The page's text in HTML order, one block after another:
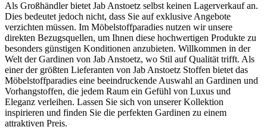
Als Großhändler bietet Jab Anstoetz selbst keinen Lagerverkauf an.
Dies bedeutet jedoch nicht, dass Sie auf exklusive Angebote
verzichten müssen. Im Möbelstoffparadies nutzen wir unsere
direkten Bezugsquellen, um Ihnen diese hochwertigen Produkte zu
besonders günstigen Konditionen anzubieten. Willkommen in der
Welt der Gardinen von Jab Anstoetz, wo Stil auf Qualität trifft. Als
einer der größten Lieferanten von Jab Anstoetz Stoffen bietet das
Möbelstoffparadies eine beeindruckende Auswahl an Gardinen und
Vorhangstoffen, die jedem Raum ein Gefühl von Luxus und
Eleganz verleihen. Lassen Sie sich von unserer Kollektion
inspirieren und finden Sie die perfekten Gardinen zu einem
attraktiven Preis.